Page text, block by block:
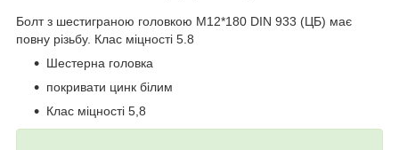
Болт з шестиграною головкою M12*180 DIN 933 (ЦБ) має
повну різьбу. Клас міцності 5.8
Шестерна головка
покривати цинк білим
Клас міцності 5,8